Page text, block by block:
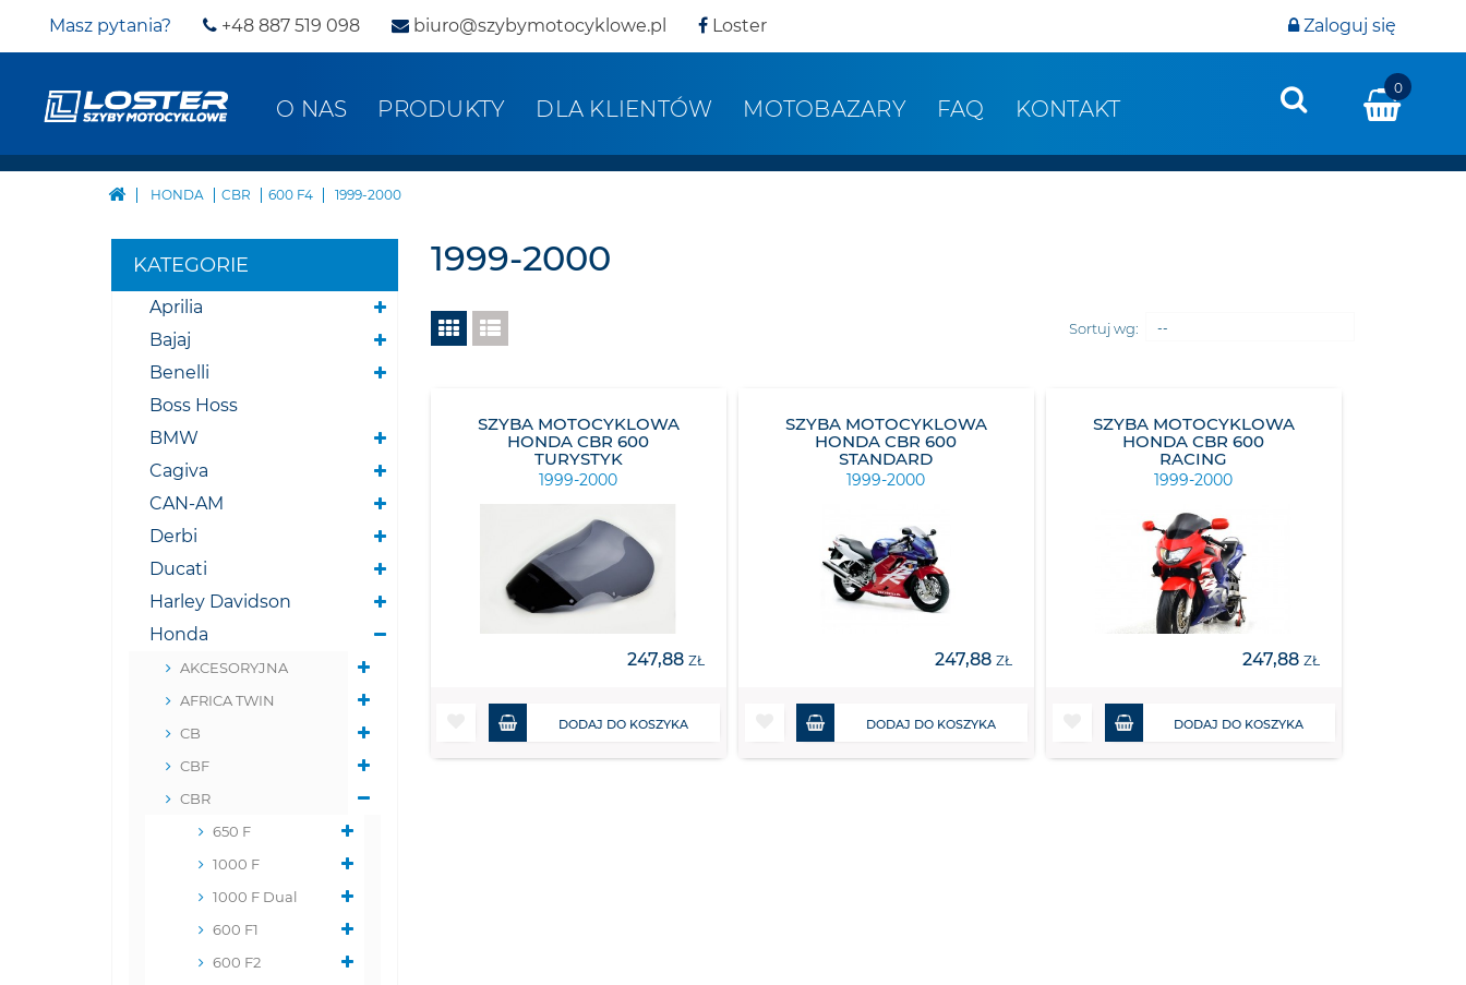
Masz pytania? +48 887 519 098 biuro@szybymotocyklowe.pl Loster Zaloguj się
0
O NAS PRODUKTY DLA KLIENTÓW MOTOBAZARY FAQ KONTAKT
HONDA CBR 600 F4 1999-2000
KATEGORIE
Aprilia
Bajaj
Benelli
Boss Hoss
BMW
Cagiva
CAN-AM
Derbi
Ducati
Harley Davidson
Honda
AKCESORYJNA
AFRICA TWIN
CB
CBF
CBR
650 F
1000 F
1000 F Dual
600 F1
600 F2
1999-2000
Sortuj wg: --
SZYBA MOTOCYKLOWA
HONDA CBR 600
TURYSTYK
1999-2000
247,88 ZŁ
DODAJ DO KOSZYKA
SZYBA MOTOCYKLOWA
HONDA CBR 600
STANDARD
1999-2000
247,88 ZŁ
DODAJ DO KOSZYKA
SZYBA MOTOCYKLOWA
HONDA CBR 600
RACING
1999-2000
247,88ZŁ
DODAJ DO KOSZYKA